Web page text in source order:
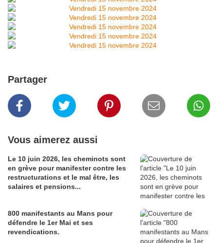
Partager
Vous aimerez aussi
Le 10 juin 2026, les cheminots sont
en grève pour manifester contre les
restructurations et le mal être, les
salaires et pensions...
800 manifestants au Mans pour
défendre le 1er Mai et ses
revendications.